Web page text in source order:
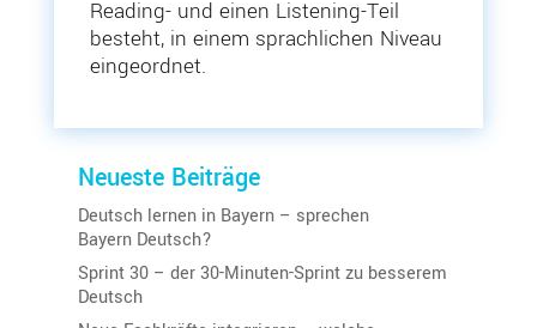
Reading- und einen Listening-Teil
besteht, in einem sprach­lichen Niveau
eingeordnet.
Neueste Beiträge
Deutsch lernen in Bayern – sprechen
Bayern Deutsch?
Sprint 30 – der 30-Minuten-Sprint zu besserem
Deutsch